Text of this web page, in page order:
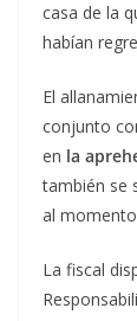
casa de la
habían
El
conjunto
en la
también se
al
La fiscal